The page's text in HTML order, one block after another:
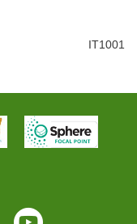
IT1001